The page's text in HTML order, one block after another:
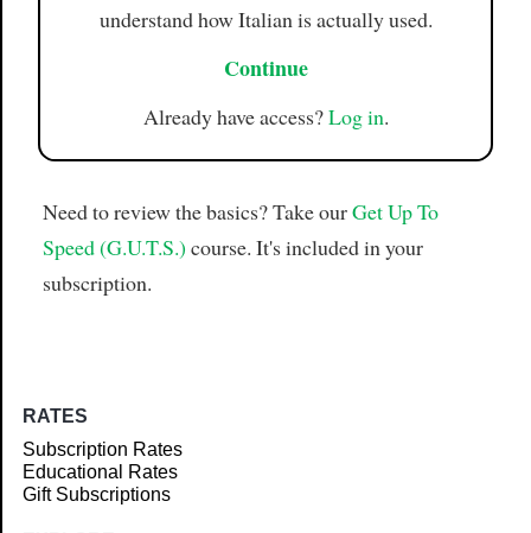
understand how Italian is actually used.
Continue
Already have access?Log in.
Need to review the basics? Take ourGet Up To
Speed (G.U.T.S.) course. It's included in your
subscription.
RATES
Subscription Rates
Educational Rates
Gift Subscriptions